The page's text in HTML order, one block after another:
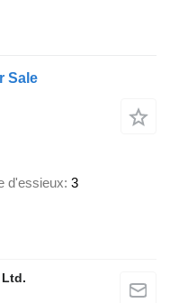
Sale
d'essieux 3
Ltd.